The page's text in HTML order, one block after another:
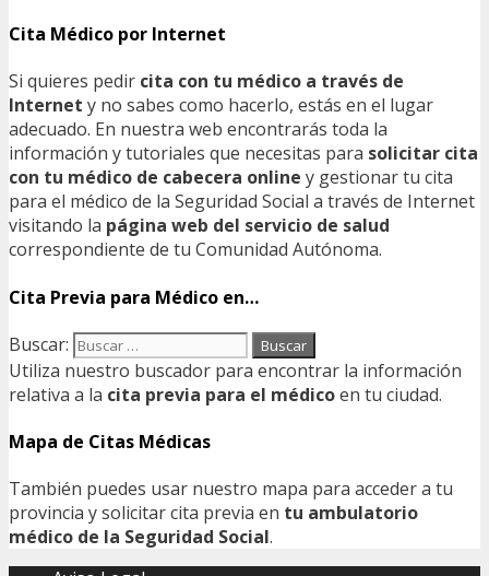
Cita Médico por Internet
Si quieres pedir cita con tu médico a través de
Internet y no sabes como hacerlo, estás en el lugar
adecuado. En nuestra web encontrarás toda la
información y tutoriales que necesitas para solicitar cita
con tu médico de cabecera online y gestionar tu cita
para el médico de la Seguridad Social a través de Internet
visitando la página web del servicio de salud
correspondiente de tu Comunidad Autónoma.
Cita Previa para Médico en…
Buscar:
Utiliza nuestro buscador para encontrar la información
relativa a la cita previa para el médicoen tu ciudad.
Mapa de Citas Médicas
También puedes usar nuestro mapa para acceder a tu
provincia y solicitar cita previa en tu ambulatorio
médico de la Seguridad Social.